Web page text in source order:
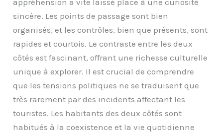
appréhension a vite laissé place à une curiosité
sincère. Les points de passage sont bien
organisés, et les contrôles, bien que présents, sont
rapides et courtois. Le contraste entre les deux
côtés est fascinant, offrant une richesse culturelle
unique à explorer. Il est crucial de comprendre
que les tensions politiques ne se traduisent que
très rarement par des incidents affectant les
touristes. Les habitants des deux côtés sont
habitués à la coexistence et la vie quotidienne